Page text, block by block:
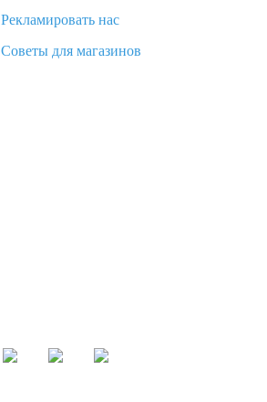
Рекламировать нас
Советы для магазинов